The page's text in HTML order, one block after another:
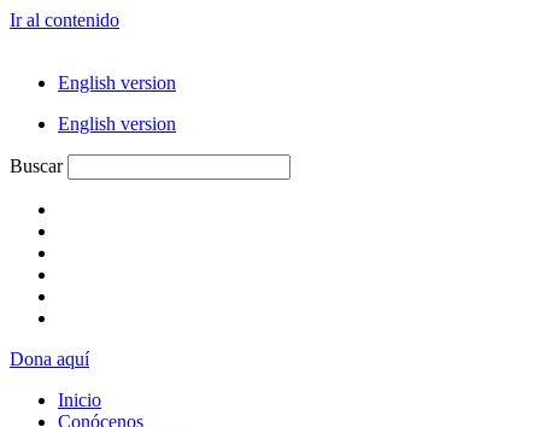
Ir al contenido
English version
English version
Buscar
Dona aquí
Inicio
Conócenos